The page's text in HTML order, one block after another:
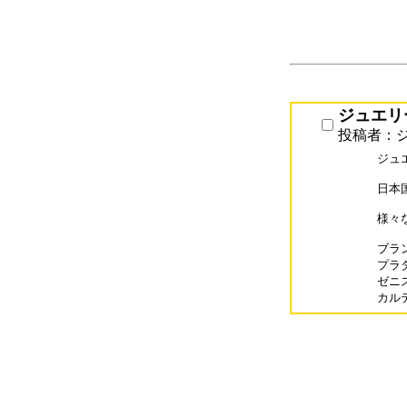
ジュエ
投稿者：
ジュ
日本
様々
ブ
プ
ゼ
カ